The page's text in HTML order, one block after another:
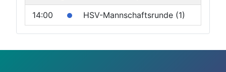
14:00 HSV-Mannschaftsrunde (1)